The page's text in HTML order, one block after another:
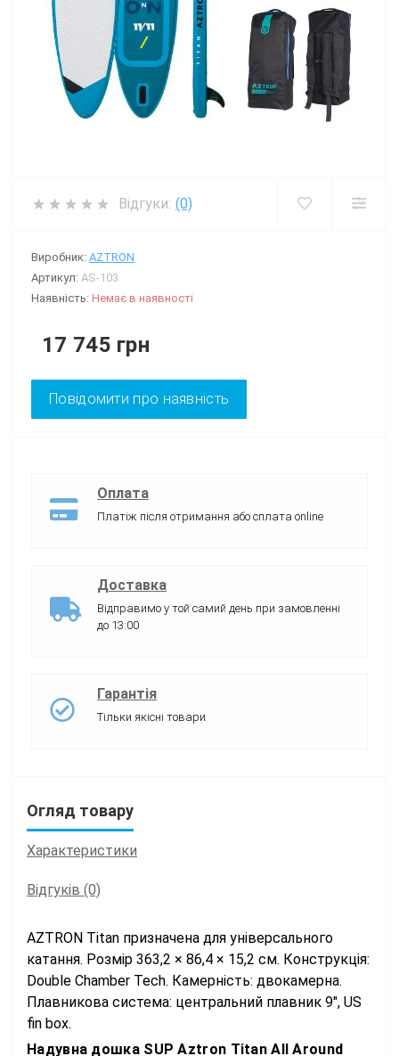
Відгуки: (0)
Виробник: AZTRON
Артикул: AS-103
Наявність: Немає в наявності
17 745 грн
Повідомити про наявність
Оплата
Платіж після отримання або сплата online
Доставка
Відправимо у той самий день при замовленні
до 13:00
Гарантія
Тільки якісні товари
Огляд товару
Характеристики
Відгуків (0)
AZTRON Titan призначена для універсального
катання. Розмір 363,2 × 86,4 × 15,2 см. Конструкція:
Double Chamber Tech. Камерність: двокамерна.
Плавникова система: центральний плавник 9″, US
fin box.
Надувна дошка SUP Aztron Titan All Around